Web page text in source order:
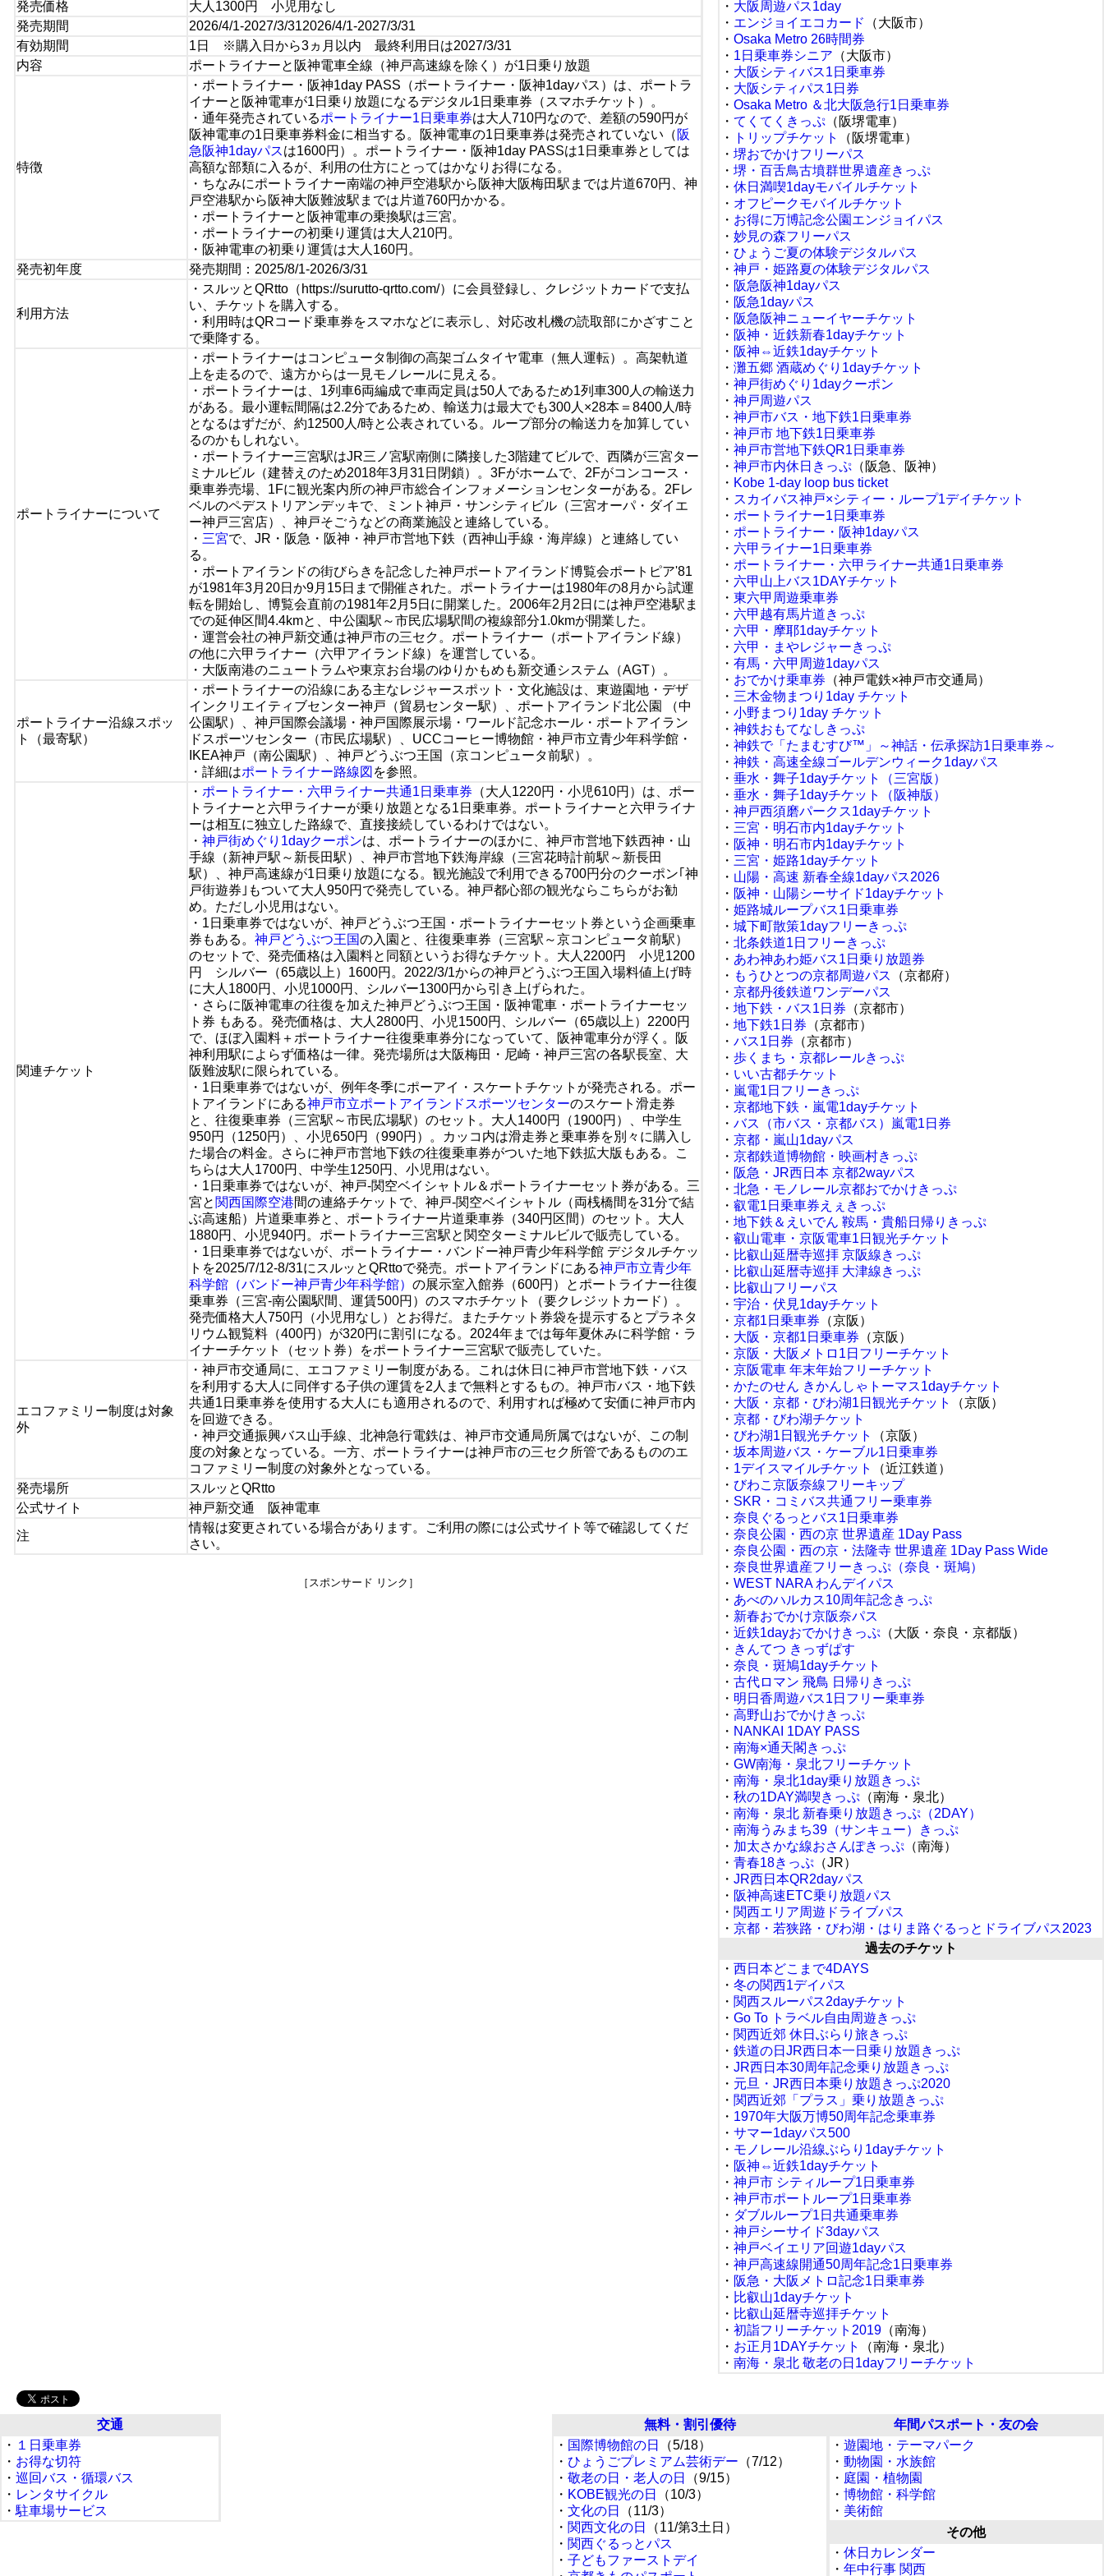
発売価格
大人1300円 小児用なし
発売期間
2026/4/1-2027/3/312026/4/1-2027/3/31
有効期間
1日 ※購入日から3ヵ月以内 最終利用日は2027/3/31
内容
ポートライナーと阪神電車全線（神戸高速線を除く）が1日乗り放題
特徴
・ポートライナー・阪神1day PASS（ポートライナー・阪神1dayパス）は、ポートラ
イナーと阪神電車が1日乗り放題になるデジタル1日乗車券（スマホチケット）。
・通年発売されているポートライナー1日乗車券は大人710円なので、差額の590円が
阪神電車の1日乗車券料金に相当する。阪神電車の1日乗車券は発売されていない（ 阪
急阪神1dayパスは1600円）。ポートライナー・阪神1day PASSは1日乗車券としては
高額な部類に入るが、利用の仕方にとってはかなりお得になる。
・ちなみにポートライナー南端の神戸空港駅から阪神大阪梅田駅までは片道670円、神
戸空港駅から阪神大阪難波駅までは片道760円かかる。
・ポートライナーと阪神電車の乗換駅は三宮。
・ポートライナーの初乗り運賃は大人210円。
・阪神電車の初乗り運賃は大人160円。
発売初年度
発売期間：2025/8/1-2026/3/31
利用方法
・スルッとQRtto（https://surutto-qrtto.com/）に会員登録し、クレジットカードで支払
い、チケットを購入する。
・利用時はQRコード乗車券をスマホなどに表示し、対応改札機の読取部にかざすこと
で乗降する。
ポートライナーについて
・ポートライナーはコンピュータ制御の高架ゴムタイヤ電車（無人運転）。高架軌道
上を走るので、遠方からは一見モノレールに見える。
・ポートライナーは、1列車6両編成で車両定員は50人であるため1列車300人の輸送力
がある。最小運転間隔は2.2分であるため、輸送力は最大でも300人×28本＝8400人/時
となるはずだが、約12500人/時と公表されている。ループ部分の輸送力を加算してい
るのかもしれない。
・ポートライナー三宮駅はJR三ノ宮駅南側に隣接した3階建てビルで、西隣が三宮ター
ミナルビル（建替えのため2018年3月31日閉鎖）。3Fがホームで、2Fがコンコース・
乗車券売場、1Fに観光案内所の神戸市総合インフォメーションセンターがある。2Fレ
ベルのペデストリアンデッキで、ミント神戸・サンシティビル（三宮オーパ・ダイエ
ー神戸三宮店）、神戸そごうなどの商業施設と連絡している。
・ 三宮で、JR・阪急・阪神・神戸市営地下鉄（西神山手線・海岸線）と連絡してい
る。
・ポートアイランドの街びらきを記念した神戸ポートアイランド博覧会ポートピア'81
が1981年3月20日か9月15日まで開催された。ポートライナーは1980年の8月から試運
転を開始し、博覧会直前の1981年2月5日に開業した。2006年2月2日には神戸空港駅ま
での延伸区間4.4kmと、中公園駅～市民広場駅間の複線部分1.0kmが開業した。
・運営会社の神戸新交通は神戸市の三セク。ポートライナー（ポートアイランド線）
の他に六甲ライナー（六甲アイランド線）を運営している。
・大阪南港のニュートラムや東京お台場のゆりかもめも新交通システム（AGT）。
ポートライナー沿線スポッ
ト（最寄駅）
・ポートライナーの沿線にある主なレジャースポット・文化施設は、東遊園地・デザ
インクリエイティブセンター神戸（貿易センター駅）、ポートアイランド北公園 （中
公園駅）、神戸国際会議場・神戸国際展示場・ワールド記念ホール・ポートアイラン
ドスポーツセンター（市民広場駅）、UCCコーヒー博物館・神戸市立青少年科学館・
IKEA神戸（南公園駅）、神戸どうぶつ王国（京コンピュータ前駅）。
・詳細はポートライナー路線図 を参照。
関連チケット
・ ポートライナー・六甲ライナー共通1日乗車券 （大人1220円・小児610円）は、ポー
トライナーと六甲ライナーが乗り放題となる1日乗車券。ポートライナーと六甲ライナ
ーは相互に独立した路線で、直接接続しているわけではない。
・神戸街めぐり1dayクーポンは、ポートライナーのほかに、神戸市営地下鉄西神・山
手線（新神戸駅～新長田駅）、神戸市営地下鉄海岸線（三宮花時計前駅～新長田
駅）、神戸高速線が1日乗り放題になる。観光施設で利用できる700円分のクーポン｢神
戸街遊券｣もついて大人950円で発売している。神戸都心部の観光ならこちらがお勧
め。ただし小児用はない。
・1日乗車券ではないが、神戸どうぶつ王国・ポートライナーセット券という企画乗車
券もある。神戸どうぶつ王国の入園と、往復乗車券（三宮駅～京コンピュータ前駅）
のセットで、発売価格は入園料と同額というお得なチケット。大人2200円 小児1200
円 シルバー（65歳以上）1600円。2022/3/1からの神戸どうぶつ王国入場料値上げ時
に大人1800円、小児1000円、シルバー1300円から引き上げられた。
・さらに阪神電車の往復を加えた神戸どうぶつ王国・阪神電車・ポートライナーセッ
ト券 もある。発売価格は、大人2800円、小児1500円、シルバー（65歳以上）2200円
で、ほぼ入園料＋ポートライナー往復乗車券分になっていて、阪神電車分が浮く。阪
神利用駅によらず価格は一律。発売場所は大阪梅田・尼崎・神戸三宮の各駅長室、大
阪難波駅に限られている。
・1日乗車券ではないが、例年冬季にポーアイ・スケートチケットが発売される。ポー
トアイランドにある神戸市立ポートアイランドスポーツセンターのスケート滑走券
と、往復乗車券（三宮駅～市民広場駅）のセット。大人1400円（1900円）、中学生
950円（1250円）、小児650円（990円）。カッコ内は滑走券と乗車券を別々に購入し
た場合の料金。さらに神戸市営地下鉄の往復乗車券がついた地下鉄拡大版もある。こ
ちらは大人1700円、中学生1250円、小児用はない。
・1日乗車券ではないが、神戸-関空ベイシャトル＆ポートライナーセット券がある。三
宮と 関西国際空港間の連絡チケットで、神戸-関空ベイシャトル（両桟橋間を31分で結
ぶ高速船）片道乗車券と、ポートライナー片道乗車券（340円区間）のセット。大人
1880円、小児940円。ポートライナー三宮駅と関空ターミナルビルで販売している。
・1日乗車券ではないが、ポートライナー・バンドー神戸青少年科学館 デジタルチケッ
トを2025/7/12-8/31にスルッとQRttoで発売。ポートアイランドにある神戸市立青少年
科学館（バンドー神戸青少年科学館）の展示室入館券（600円）とポートライナー往復
乗車券（三宮-南公園駅間、運賃500円）のスマホチケット（要クレジットカード）。
発売価格大人750円（小児用なし）とお得だ。またチケット券袋を提示するとプラネタ
リウム観覧料（400円）が320円に割引になる。2024年までは毎年夏休みに科学館・ラ
イナーチケット（セット券）をポートライナー三宮駅で販売していた。
エコファミリー制度は対象
外
・神戸市交通局に、エコファミリー制度がある。これは休日に神戸市営地下鉄・バス
を利用する大人に同伴する子供の運賃を2人まで無料とするもの。神戸市バス・地下鉄
共通1日乗車券を使用する大人にも適用されるので、利用すれば極めて安価に神戸市内
を回遊できる。
・神戸交通振興バス山手線、北神急行電鉄は、神戸市交通局所属ではないが、この制
度の対象となっている。一方、ポートライナーは神戸市の三セク所管であるもののエ
コファミリー制度の対象外となっている。
発売場所
スルッとQRtto
公式サイト
神戸新交通 阪神電車
注
情報は変更されている場合があります。ご利用の際には公式サイト等で確認してくだ
さい。
［スポンサード リンク］
・ 大阪周遊パス1day
・ エンジョイエコカード （大阪市）
・ Osaka Metro 26時間券
・ 1日乗車券シニア （大阪市）
・ 大阪シティバス1日乗車券
・ 大阪シティパス1日券
・ Osaka Metro ＆北大阪急行1日乗車券
・ てくてくきっぷ（阪堺電車）
・
トリップチケット
（阪堺電車）
・ 堺おでかけフリーパス
・ 堺・百舌鳥古墳群世界遺産きっぷ
・ 休日満喫1dayモバイルチケット
・ オフピークモバイルチケット
・ お得に万博記念公園エンジョイパス
・ 妙見の森フリーパス
・ ひょうご夏の体験デジタルパス
・ 神戸・姫路夏の体験デジタルパス
・ 阪急阪神1dayパス
・ 阪急1dayパス
・ 阪急阪神ニューイヤーチケット
・ 阪神・近鉄新春1dayチケット
・ 阪神⇔近鉄1dayチケット
・ 灘五郷 酒蔵めぐり1dayチケット
・ 神戸街めぐり1dayクーポン
・ 神戸周遊パス
・ 神戸市バス・地下鉄1日乗車券
・ 神戸市 地下鉄1日乗車券
・ 神戸市営地下鉄QR1日乗車券
・ 神戸市内休日きっぷ（阪急、阪神）
・ Kobe 1-day loop bus ticket
・ スカイバス神戸×シティー・ループ1デイチケット
・ ポートライナー1日乗車券
・ ポートライナー・阪神1dayパス
・ 六甲ライナー1日乗車券
・ ポートライナー・六甲ライナー共通1日乗車券
・ 六甲山上バス1DAYチケット
・ 東六甲周遊乗車券
・ 六甲越有馬片道きっぷ
・ 六甲・摩耶1dayチケット
・ 六甲・まやレジャーきっぷ
・ 有馬・六甲周遊1dayパス
・ おでかけ乗車券 （神戸電鉄×神戸市交通局）
・ 三木金物まつり1day チケット
・ 小野まつり1day チケット
・ 神鉄おもてなしきっぷ
・ 神鉄で「たまむすび™」～神話・伝承探訪1日乗車券～
・ 神鉄・高速全線ゴールデンウィーク1dayパス
・ 垂水・舞子1dayチケット（三宮版）
・ 垂水・舞子1dayチケット（阪神版）
・ 神戸西須磨パークス1dayチケット
・ 三宮・明石市内1dayチケット
・ 阪神・明石市内1dayチケット
・ 三宮・姫路1dayチケット
・ 山陽・高速 新春全線1dayパス2026
・ 阪神・山陽シーサイド1dayチケット
・ 姫路城ループバス1日乗車券
・ 城下町散策1dayフリーきっぷ
・ 北条鉄道1日フリーきっぷ
・ あわ神あわ姫バス1日乗り放題券
・ もうひとつの京都周遊パス （京都府）
・ 京都丹後鉄道ワンデーパス
・ 地下鉄・バス1日券 （京都市）
・ 地下鉄1日券 （京都市）
・ バス1日券 （京都市）
・ 歩くまち・京都レールきっぷ
・ いい古都チケット
・ 嵐電1日フリーきっぷ
・ 京都地下鉄・嵐電1dayチケット
・ バス（市バス・京都バス）嵐電1日券
・ 京都・嵐山1dayパス
・ 京都鉄道博物館・映画村きっぷ
・ 阪急・JR西日本 京都2wayパス
・ 北急・モノレール京都おでかけきっぷ
・ 叡電1日乗車券えぇきっぷ
・ 地下鉄＆えいでん 鞍馬・貴船日帰りきっぷ
・ 叡山電車・京阪電車1日観光チケット
・ 比叡山延暦寺巡拝 京阪線きっぷ
・ 比叡山延暦寺巡拝 大津線きっぷ
・ 比叡山フリーパス
・ 宇治・伏見1dayチケット
・ 京都1日乗車券 （京阪）
・ 大阪・京都1日乗車券 （京阪）
・ 京阪・大阪メトロ1日フリーチケット
・ 京阪電車 年末年始フリーチケット
・ かたのせん きかんしゃトーマス1dayチケット
・ 大阪・京都・びわ湖1日観光チケット
（京阪）
・ 京都・びわ湖チケット
・ びわ湖1日観光チケット
（京阪）
・ 坂本周遊バス・ケーブル1日乗車券
・ 1デイスマイルチケット
（近江鉄道）
・ びわこ京阪奈線フリーキップ
・ SKR・コミバス共通フリー乗車券
・ 奈良ぐるっとバス1日乗車券
・ 奈良公園・西の京 世界遺産 1Day Pass
・ 奈良公園・西の京・法隆寺 世界遺産 1Day Pass Wide
・ 奈良世界遺産フリーきっぷ（奈良・斑鳩）
・ WEST NARA わんデイパス
・ あべのハルカス10周年記念きっぷ
・ 新春おでかけ京阪奈パス
・ 近鉄1dayおでかけきっぷ（大阪・奈良・京都版）
・ きんてつ きっずぱす
・ 奈良・斑鳩1dayチケット
・ 古代ロマン 飛鳥 日帰りきっぷ
・ 明日香周遊バス1日フリー乗車券
・ 高野山おでかけきっぷ
・ NANKAI 1DAY PASS
・ 南海×通天閣きっぷ
・ GW南海・泉北フリーチケット
・ 南海・泉北1day乗り放題きっぷ
・ 秋の1DAY満喫きっぷ（南海・泉北）
・ 南海・泉北 新春乗り放題きっぷ（2DAY）
・ 南海うみまち39（サンキュー）きっぷ
・ 加太さかな線おさんぽきっぷ（南海）
・ 青春18きっぷ（JR）
・ JR西日本QR2dayパス
・ 阪神高速ETC乗り放題パス
・ 関西エリア周遊ドライブパス
・ 京都・若狭路・びわ湖・はりま路ぐるっとドライブパス2023
過去のチケット
・ 西日本どこまで4DAYS
・ 冬の関西1デイパス
・ 関西スルーパス2dayチケット
・ Go To トラベル自由周遊きっぷ
・ 関西近郊 休日ぶらり旅きっぷ
・ 鉄道の日JR西日本一日乗り放題きっぷ
・ JR西日本30周年記念乗り放題きっぷ
・ 元旦・JR西日本乗り放題きっぷ2020
・ 関西近郊「プラス」乗り放題きっぷ
・ 1970年大阪万博50周年記念乗車券
・ サマー1dayパス500
・ モノレール沿線ぶらり1dayチケット
・ 阪神⇔近鉄1dayチケット
・ 神戸市 シティループ1日乗車券
・ 神戸市ポートループ1日乗車券
・ ダブルループ1日共通乗車券
・ 神戸シーサイド3dayパス
・ 神戸ベイエリア回遊1dayパス
・ 神戸高速線開通50周年記念1日乗車券
・ 阪急・大阪メトロ記念1日乗車券
・ 比叡山1dayチケット
・ 比叡山延暦寺巡拝チケット
・ 初詣フリーチケット2019（南海）
・ お正月1DAYチケット
（南海・泉北）
・ 南海・泉北 敬老の日1dayフリーチケット
交通
・ １日乗車券
・ お得な切符
・ 巡回バス・循環バス
・ レンタサイクル
・ 駐車場サービス
無料・割引優待
・ 国際博物館の日
（5/18）
・ ひょうごプレミアム芸術デー （7/12）
・ 敬老の日・老人の日
（9/15）
・ KOBE観光の日
（10/3）
・ 文化の日
（11/3）
・ 関西文化の日
（11/第3土日）
・ 関西ぐるっとパス
・ 子どもファーストデイ
年間パスポート・友の会
・ 遊園地・テーマパーク
・ 動物園・水族館
・ 庭園・植物園
・ 博物館・科学館
・ 美術館
その他
・ 休日カレンダー
・ 年中行事 関西